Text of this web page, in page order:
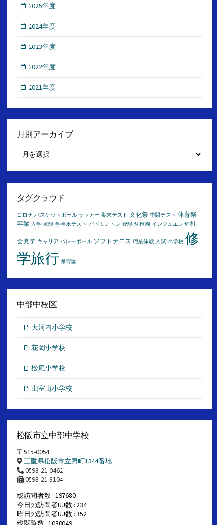
2025年度
2024年度
2023年度
2022年度
2021年度
月別アーカイブ
別
ア
イ
タグクラウド
コロナ バスケットボール サッカー 期末テスト 文化祭 中間テスト 体育祭
卒業 入学 卓球 学年末テスト バドミントン 野球 幼稚園 インフルエンザ 社
会見学 キャリア バレーボール ソフトテニス 職業体験 入試 小学校 修
学旅行 保育園
中部中校区
大河内小学校
花岡小学校
松尾小学校
山室山小学校
松阪市立中部中学校
〒515-0054
三重県松阪市立野町1344番地
0598-21-0462
0598-21-8104
総訪問者数 : 197680
今日の訪問者UU数 : 234
昨日の訪問者UU数 : 352
総閲覧数 : 1030049